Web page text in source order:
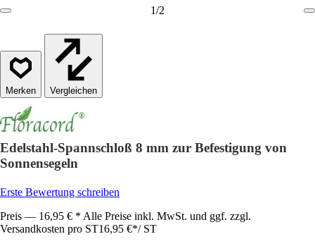
1/2
Vergleichen
Edelstahl-Spannschloß 8 mm zur Befestigung von
Sonnensegeln
Erste Bewertung schreiben
Preis — 16,95 € * Alle Preise inkl. MwSt. und ggf. zzgl.
Versandkosten pro ST16,95 €*/ ST